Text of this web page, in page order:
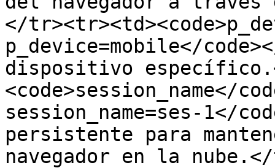
</
p_device=mobile</
dispositivo
<code>session_name</
session_name=ses-1</
persistente para
navegador en la